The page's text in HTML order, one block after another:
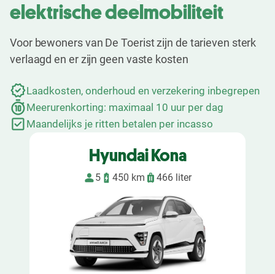
elektrische deelmobiliteit
Voor bewoners van De Toerist zijn de tarieven sterk
verlaagd en er zijn geen vaste kosten
Laadkosten, onderhoud en verzekering inbegrepen
Meerurenkorting: maximaal 10 uur per dag
Maandelijks je ritten betalen per incasso
Hyundai Kona
5 450 km 466 liter